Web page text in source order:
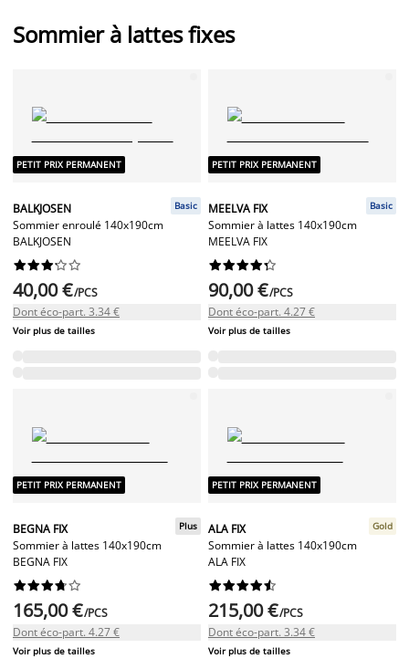
Sommier à lattes fixes
PETIT PRIX PERMANENT
BALKJOSEN
Sommier enroulé 140x190cm
BALKJOSEN
Basic






40,00 €/PCS
Dont éco-part. 3.34 €
Voir plus de tailles
PETIT PRIX PERMANENT
MEELVA FIX
Sommier à lattes 140x190cm
MEELVA FIX
Basic






90,00 €/PCS
Dont éco-part. 4.27 €
Voir plus de tailles
PETIT PRIX PERMANENT
BEGNA FIX
Sommier à lattes 140x190cm
BEGNA FIX
Plus






165,00 €/PCS
Dont éco-part. 4.27 €
Voir plus de tailles
PETIT PRIX PERMANENT
ALA FIX
Sommier à lattes 140x190cm
ALA FIX
Gold






215,00 €/PCS
Dont éco-part. 3.34 €
Voir plus de tailles